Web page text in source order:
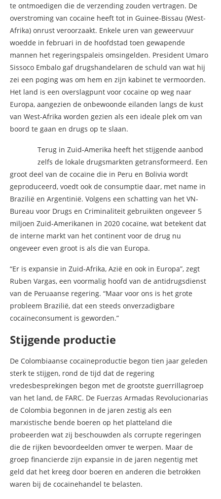
te ontmoedigen die de verzending zouden vertragen. De
overstroming van cocaïne heeft tot in Guinee-Bissau (West-
Afrika) onrust veroorzaakt. Enkele uren van geweervuur ​​
woedde in februari in de hoofdstad toen gewapende
mannen het regeringspaleis omsingelden. President Umaro
Sissoco Embalo gaf drugshandelaren de schuld van wat hij
zei een poging was om hem en zijn kabinet te vermoorden.
Het land is een overslagpunt voor cocaïne op weg naar
Europa, aangezien de onbewoonde eilanden langs de kust
van West-Afrika worden gezien als een ideale plek om van
boord te gaan en drugs op te slaan.
Terug in Zuid-Amerika heeft het stijgende aanbod
zelfs de lokale drugsmarkten getransformeerd. Een
groot deel van de cocaïne die in Peru en Bolivia wordt
geproduceerd, voedt ook de consumptie daar, met name in
Brazilië en Argentinië. Volgens een schatting van het VN-
Bureau voor Drugs en Criminaliteit gebruikten ongeveer 5
miljoen Zuid-Amerikanen in 2020 cocaïne, wat betekent dat
de interne markt van het continent voor de drug nu
ongeveer even groot is als die van Europa.
“Er is expansie in Zuid-Afrika, Azië en ook in Europa”, zegt
Ruben Vargas, een voormalig hoofd van de antidrugsdienst
van de Peruaanse regering. “Maar voor ons is het grote
probleem Brazilië, dat een steeds onverzadigbare
cocaïneconsument is geworden.”
Stijgende productie
De Colombiaanse cocaïneproductie begon tien jaar geleden
sterk te stijgen, rond de tijd dat de regering
vredesbesprekingen begon met de grootste guerrillagroep
van het land, de FARC. De Fuerzas Armadas Revolucionarias
de Colombia begonnen in de jaren zestig als een
marxistische bende boeren op het platteland die
probeerden wat zij beschouwden als corrupte regeringen
die de rijken bevoordeelden omver te werpen. Maar de
groep financierde zijn expansie in de jaren negentig met
geld dat het kreeg door boeren en anderen die betrokken
waren bij de cocaïnehandel te belasten.